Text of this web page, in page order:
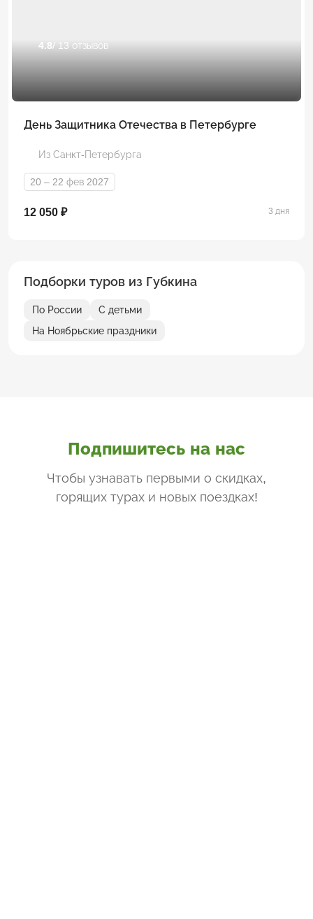
4.8/ 13 отзывов
День Защитника Отечества в Петербурге
Из Санкт-Петербурга
20 – 22 фев 2027
12 050 ₽ 3 дня
Подборки туров из Губкина
По России
С детьми
На Ноябрьские праздники
Подпишитесь на нас
Чтобы узнавать первыми о скидках,
горящих турах и новых поездках!